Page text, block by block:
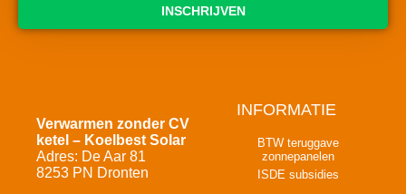
INSCHRIJVEN
Verwarmen zonder CV
ketel – Koelbest Solar
Adres: De Aar 81
8253 PN Dronten
INFORMATIE
BTW teruggave
zonnepanelen
ISDE subsidies